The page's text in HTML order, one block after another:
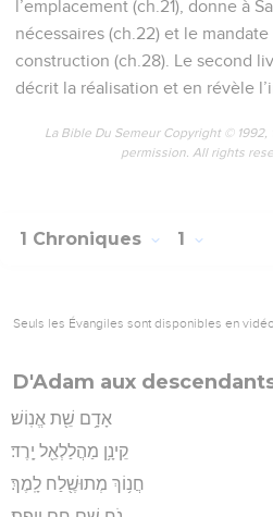
l’emplacement (ch.21), donne à
nécessaires (ch.22) et le
construction (ch.28). Le second
décrit la réalisation et en révèle
La Bible Du Semeur Copyright © 1992,
permission. All rights
1 Chroniques 1
Seuls les Évangiles sont disponibles en
D'Adam aux
אָדָ֥ם שֵׁ֖ת אֱנֽוֹשׁ׃
קֵינָ֥ן מַהֲלַלְאֵ֖ל יָֽרֶד׃
חֲנ֥וֹךְ מְתוּשֶׁ֖לַח לָֽמֶךְ׃